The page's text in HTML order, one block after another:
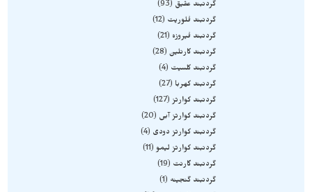
گردنبند عقیق
93
گردنبند فلوریت
12
گردنبند فیروزه
21
گردنبند کارنلین 28
گردنبند کلسیت
4
گردنبند کهربا
27
گردنبند کوارتز 127
گردنبند کوارتز آبی
20
گردنبند کوارتز دودی
4
گردنبند کوارتز لیمو 11
گردنبند گارنت
19
گردنبند گنجینه
1